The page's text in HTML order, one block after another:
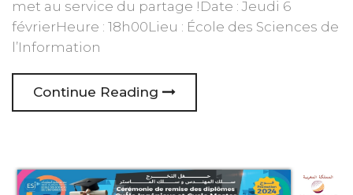
met au service du partage !Date : Jeudi 6
févrierHeure : 18h00Lieu : École des Sciences de
l’Information
Continue Reading